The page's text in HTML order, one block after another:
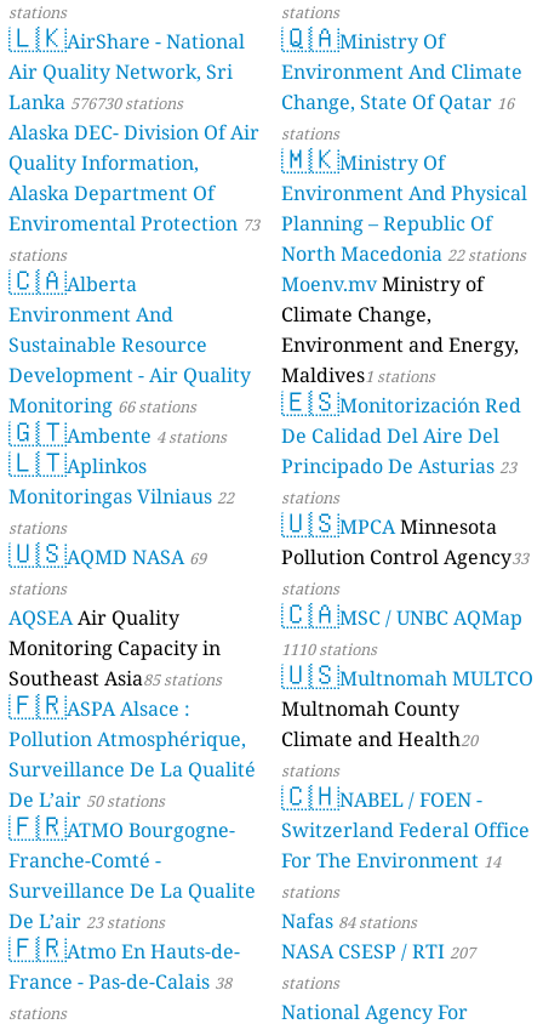
stations
🇱🇰AirShare - National
Air Quality Network, Sri
Lanka 576730 stations
Alaska DEC- Division Of Air
Quality Information,
Alaska Department Of
Enviromental Protection 73
stations
🇨🇦Alberta
Environment And
Sustainable Resource
Development - Air Quality
Monitoring 66 stations
🇬🇹Ambente 4 stations
🇱🇹Aplinkos
Monitoringas Vilniaus 22
stations
🇺🇸AQMD NASA 69
stations
AQSEAAir Quality
Monitoring Capacity in
Southeast Asia85 stations
🇫🇷ASPA Alsace :
Pollution Atmosphérique,
Surveillance De La Qualité
De L’air 50 stations
🇫🇷ATMO Bourgogne-
Franche-Comté -
Surveillance De La Qualite
De L’air 23 stations
🇫🇷Atmo En Hauts-de-
France - Pas-de-Calais 38
stations
stations
🇶🇦Ministry Of
Environment And Climate
Change, State Of Qatar 16
stations
🇲🇰Ministry Of
Environment And Physical
Planning – Republic Of
North Macedonia 22 stations
Moenv.mvMinistry of
Climate Change,
Environment and Energy,
Maldives1 stations
🇪🇸Monitorización Red
De Calidad Del Aire Del
Principado De Asturias 23
stations
🇺🇸MPCAMinnesota
Pollution Control Agency33
stations
🇨🇦MSC / UNBC AQMap
1110 stations
🇺🇸Multnomah MULTCO
Multnomah County
Climate and Health20
stations
🇨🇭NABEL / FOEN -
Switzerland Federal Office
For The Environment 14
stations
Nafas 84 stations
NASA CSESP / RTI 207
stations
National Agency For